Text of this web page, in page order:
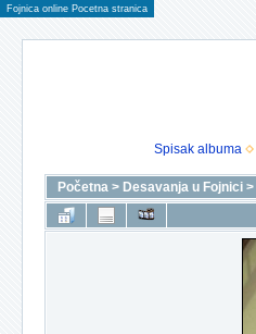
Fojnica online Pocetna stranica
Spisak albuma
Početna > Desavanja u Fojnici >